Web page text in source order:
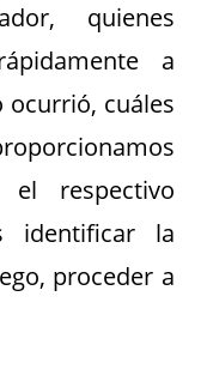
quienes
a
cuáles
respectivo
identificar la
proceder a